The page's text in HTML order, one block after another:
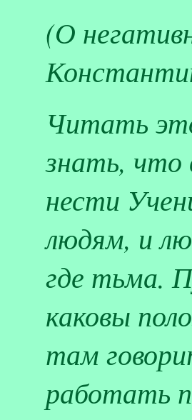
(О
Читать
знать,
нести
людям, и
где тьма.
каковы
там
работать